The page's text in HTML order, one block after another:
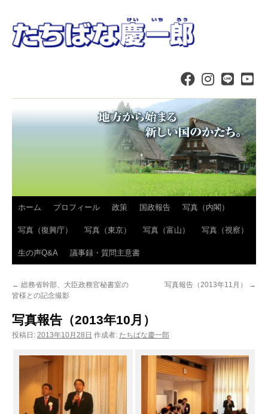
コ
ン
テ
ツ
へ
ホーム プロフィール 政策 国政報告 写真（内閣）
写真（復興庁） 写真（東京） 写真（富山） 写真（視察）
生の声Q&A 議事録・質問主意書
← 総務省幹部、大臣政務官秘書室の
皆様との記念撮影
写真報告（2013年11月） →
写真報告（2013年10月）
投稿日: 2013年10月28日 作成者: たちばな慶一郎